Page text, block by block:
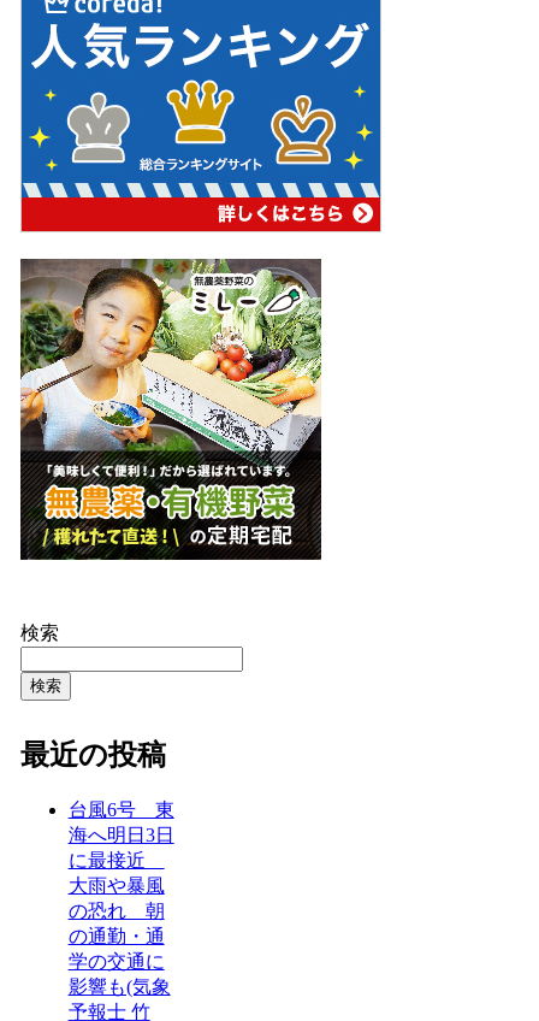
検索
検索
最近の投稿
台風6号 東
海へ明日3日
に最接近
大雨や暴風
の恐れ 朝
の通勤・通
学の交通に
影響も(気象
予報士 竹